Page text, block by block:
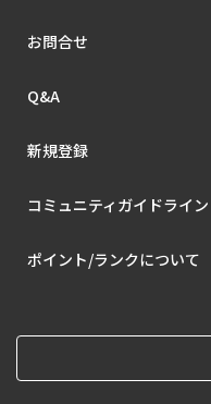
お問合せ
Q&A
新規登録
コミュニティガイドライン
ポイント/ランクについて